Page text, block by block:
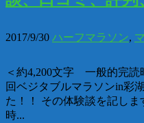
2017/9/30 ハーフマラソン,
＜約4,200文字 一般的完読
回ベジタブルマラソンin彩
た！！ その体験談を記しま
時...